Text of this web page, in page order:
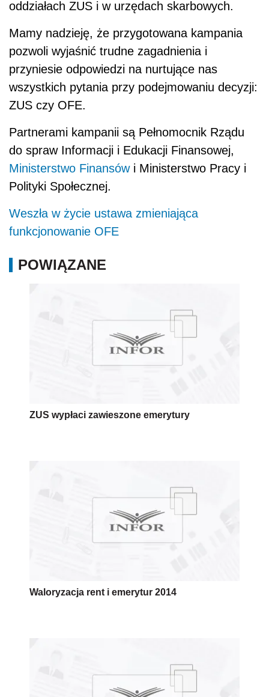
oddziałach ZUS i w urzędach skarbowych.
Mamy nadzieję, że przygotowana kampania
pozwoli wyjaśnić trudne zagadnienia i
przyniesie odpowiedzi na nurtujące nas
wszystkich pytania przy podejmowaniu decyzji:
ZUS czy OFE.
Partnerami kampanii są Pełnomocnik Rządu
do spraw Informacji i Edukacji Finansowej,
Ministerstwo Finansówi Ministerstwo Pracy i
Polityki Społecznej.
Weszła w życie ustawa zmieniająca
funkcjonowanie OFE
POWIĄZANE
ZUS wypłaci zawieszone emerytury
Waloryzacja rent i emerytur 2014